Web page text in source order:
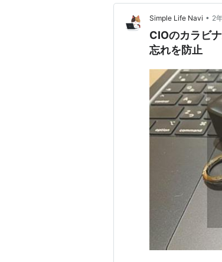
Simple Life Navi • 2
CIOのカラビ
忘れを防止